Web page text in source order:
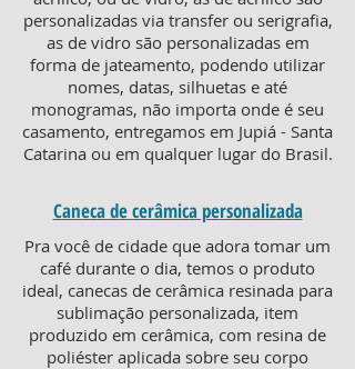
personalizadas via transfer ou serigrafia,
as de vidro são personalizadas em
forma de jateamento, podendo utilizar
nomes, datas, silhuetas e até
monogramas, não importa onde é seu
casamento, entregamos em Jupiá - Santa
Catarina ou em qualquer lugar do Brasil.
Caneca de cerâmica personalizada
Pra você de cidade que adora tomar um
café durante o dia, temos o produto
ideal, canecas de cerâmica resinada para
sublimação personalizada, item
produzido em cerâmica, com resina de
poliéster aplicada sobre seu corpo